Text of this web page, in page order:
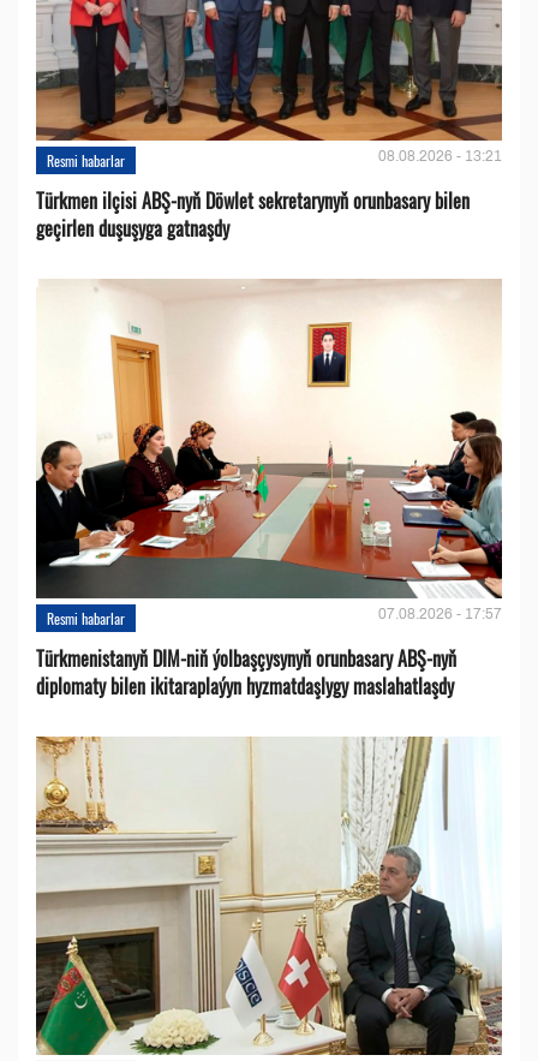
Resmi habarlar 08.08.2026 - 13:21
Türkmen ilçisi ABŞ-nyň Döwlet sekretarynyň orunbasary bilen
geçirlen duşuşyga gatnaşdy
Resmi habarlar 07.08.2026 - 17:57
Türkmenistanyň DIM-niň ýolbaşçysynyň orunbasary ABŞ-nyň
diplomaty bilen ikitaraplaýyn hyzmatdaşlygy maslahatlaşdy